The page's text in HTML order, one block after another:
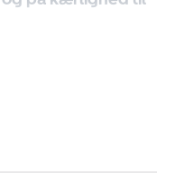
til det, der med
værdier og en dyb